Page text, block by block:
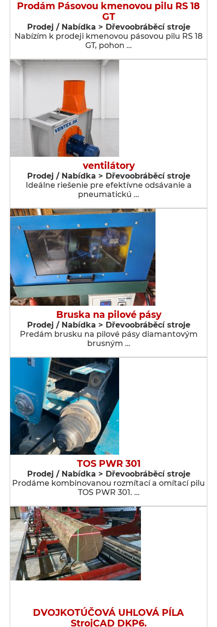
Prodám Pásovou kmenovou pilu RS 18
GT
Prodej / Nabídka > Dřevoobráběcí stroje
Nabízím k prodeji kmenovou pásovou pilu RS 18
GT, pohon …
ventilátory
Prodej / Nabídka > Dřevoobráběcí stroje
Ideálne riešenie pre efektívne odsávanie a
pneumatickú …
Bruska na pilové pásy
Prodej / Nabídka > Dřevoobráběcí stroje
Predám brusku na pilové pásy diamantovým
brusným …
TOS PWR 301
Prodej / Nabídka > Dřevoobráběcí stroje
Prodáme kombinovanou rozmítací a omítací pilu
TOS PWR 301. …
DVOJKOTÚČOVÁ UHLOVÁ PÍLA
StrojCAD DKP6.